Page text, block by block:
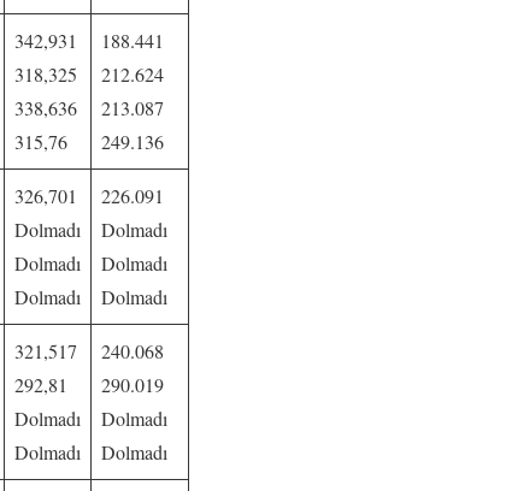
342,931
318,325
338,636
315,76
188.441
212.624
213.087
249.136
326,701
Dolmadı
Dolmadı
Dolmadı
226.091
Dolmadı
Dolmadı
Dolmadı
321,517
292,81
Dolmadı
Dolmadı
240.068
290.019
Dolmadı
Dolmadı